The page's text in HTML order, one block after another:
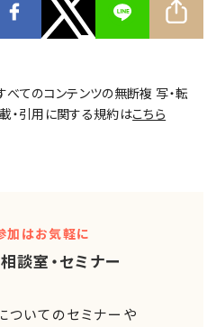
べてのコンテンツの無断複 写・転
・引用に関する規約はこちら
加はお気軽に
相談室・セミナー
ついてのセミナーや